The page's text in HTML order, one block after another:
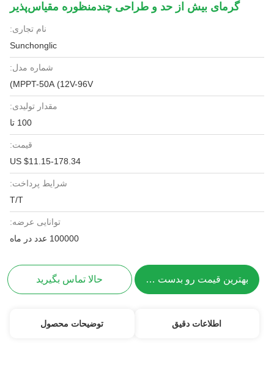
گرمای بیش از حد و طراحی چندمنظوره مقیاس‌پذیر
نام تجاری:
Sunchonglic
شماره مدل:
MPPT-50A (12V-96V)
مقدار تولیدی:
100 تا
قیمت:
US $11.15-178.34
شرایط پرداخت:
T/T
توانایی عرضه:
100000 عدد در ماه
بهترین قیمت رو بدست بیار حالا تماس بگیرید
اطلاعات دقیق توضیحات محصول